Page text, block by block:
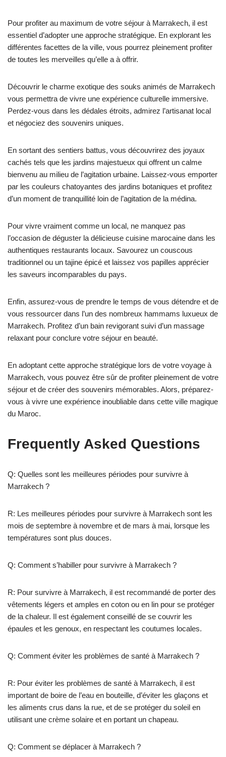
Pour profiter au maximum de votre séjour à Marrakech, il est
essentiel d’adopter une approche stratégique. En explorant les
différentes facettes de la ville, vous pourrez pleinement profiter
de toutes les merveilles qu’elle a à offrir.
Découvrir le charme exotique des souks animés de Marrakech
vous permettra de vivre une expérience culturelle immersive.
Perdez-vous dans les dédales étroits, admirez l’artisanat local
et négociez des souvenirs uniques.
En sortant des sentiers battus, vous découvrirez des joyaux
cachés tels que les jardins majestueux qui offrent un calme
bienvenu au milieu de l’agitation urbaine. Laissez-vous emporter
par les couleurs chatoyantes des jardins botaniques et profitez
d’un moment de tranquillité loin de l’agitation de la médina.
Pour vivre vraiment comme un local, ne manquez pas
l’occasion de déguster la délicieuse cuisine marocaine dans les
authentiques restaurants locaux. Savourez un couscous
traditionnel ou un tajine épicé et laissez vos papilles apprécier
les saveurs incomparables du pays.
Enfin, assurez-vous de prendre le temps de vous détendre et de
vous ressourcer dans l’un des nombreux hammams luxueux de
Marrakech. Profitez d’un bain revigorant suivi d’un massage
relaxant pour conclure votre séjour en beauté.
En adoptant cette approche stratégique lors de votre voyage à
Marrakech, vous pouvez être sûr de profiter pleinement de votre
séjour et de créer des souvenirs mémorables. Alors, préparez-
vous à vivre une expérience inoubliable dans cette ville magique
du Maroc.
Frequently Asked Questions
Q: Quelles sont les meilleures périodes pour survivre à
Marrakech ?
R: Les meilleures périodes pour survivre à Marrakech sont les
mois de septembre à novembre et de mars à mai, lorsque les
températures sont plus douces.
Q: Comment s’habiller pour survivre à Marrakech ?
R: Pour survivre à Marrakech, il est recommandé de porter des
vêtements légers et amples en coton ou en lin pour se protéger
de la chaleur. Il est également conseillé de se couvrir les
épaules et les genoux, en respectant les coutumes locales.
Q: Comment éviter les problèmes de santé à Marrakech ?
R: Pour éviter les problèmes de santé à Marrakech, il est
important de boire de l’eau en bouteille, d’éviter les glaçons et
les aliments crus dans la rue, et de se protéger du soleil en
utilisant une crème solaire et en portant un chapeau.
Q: Comment se déplacer à Marrakech ?